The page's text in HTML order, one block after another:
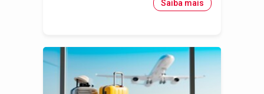
Saiba mais